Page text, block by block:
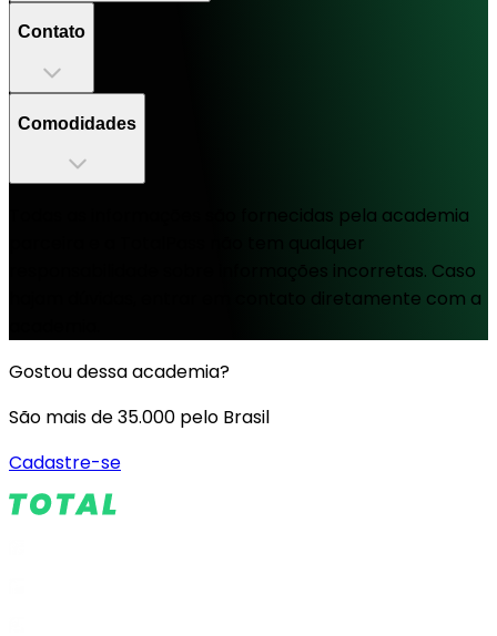
Contato
Comodidades
Todas as informações são fornecidas pela academia
parceira e a TotalPass não tem qualquer
responsabilidade sobre informações incorretas. Caso
hajam dúvidas, entrar em contato diretamente com a
Gostou dessa academia?
São mais de 35.000 pelo Brasil
Cadastre-se